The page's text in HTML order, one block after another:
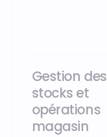
Gestion des
stocks et
opérations
magasin